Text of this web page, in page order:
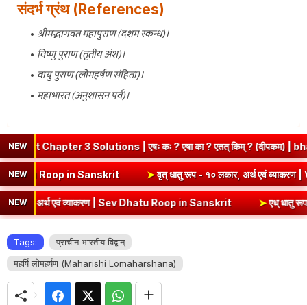
संदर्भ ग्रंथ (References)
श्रीमद्भागवत महापुराण (दशम स्कन्ध)।
विष्णु पुराण (तृतीय अंश)।
वायु पुराण (लोमहर्षण संहिता)।
महाभारत (अनुशासन पर्व)।
NEW
3 Solutions | एषः कः ? एषा का ? एतत् किम् ? (दीपकम) |
NEW
व्याकरण | Kri Dhatu Roop in Sanskrit ➤वृत् धातु रूप - १० लकार,
NEW
एवं व्याकरण | Sev Dhatu Roop in Sanskrit ➤एध् धातु रूप - १०
Tags:
प्राचीन भारतीय विद्वान्
महर्षि लोमहर्षण (Maharishi Lomaharshana)